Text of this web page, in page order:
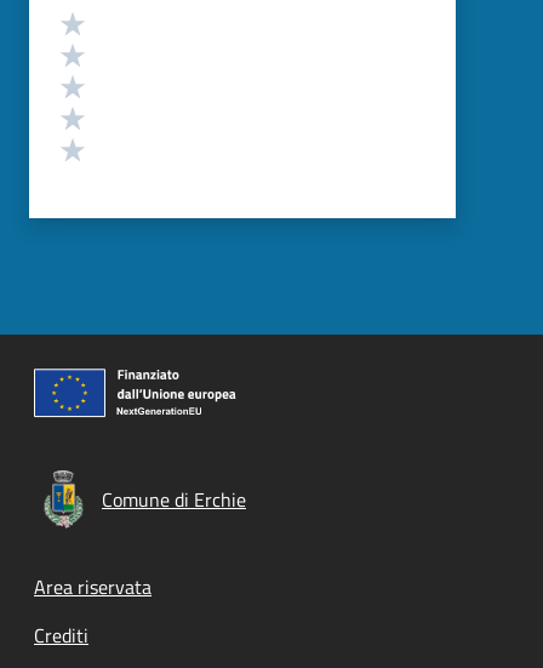
Valutazione
Comune di Erchie
Footer menu
Area riservata
Crediti